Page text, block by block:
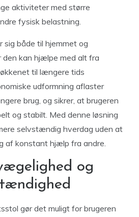
aktiviteter med større
fysisk belastning.
sig både til hjemmet og
den kan hjælpe med alt fra
til længere tids
udformning aflaster
brug, og sikrer, at brugeren
og stabilt. Med denne løsning
selvstændig hverdag uden at
af konstant hjælp fra andre.
og
gør det muligt for brugeren